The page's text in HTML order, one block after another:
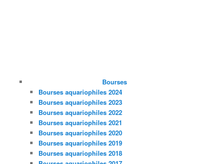
Bourses
Bourses aquariophiles 2024
Bourses aquariophiles 2023
Bourses aquariophiles 2022
Bourses aquariophiles 2021
Bourses aquariophiles 2020
Bourses aquariophiles 2019
Bourses aquariophiles 2018